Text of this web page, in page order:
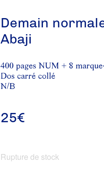
Demain
Abaji
400 pages NUM + 8
Dos carré collé
N/B
25€
Rupture de stock